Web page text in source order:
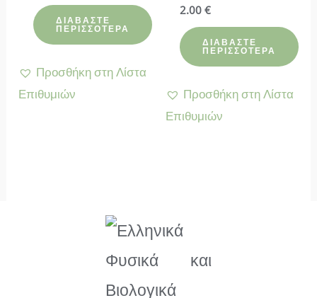
4.92
από 5ΔΙΑΒΆΣΤΕ
ΠΕΡΙΣΣΌΤΕΡΑ
Προσθήκη στη Λίστα
Επιθυμιών
Βαθμολογήθηκε
4.25
από 5
2.00€
ΔΙΑΒΆΣΤΕ
ΠΕΡΙΣΣΌΤΕΡΑ
Προσθήκη στη Λίστα
Επιθυμιών